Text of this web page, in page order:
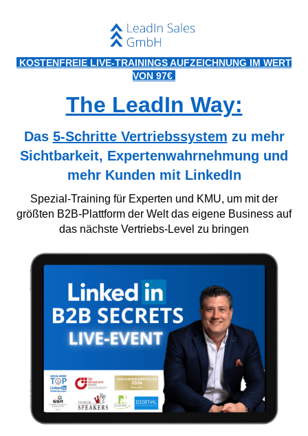
KOSTENFREIE LIVE-TRAININGS AUFZEICHNUNG IM WERT
VON 97€
The LeadIn Way:
Das 5-Schritte Vertriebssystem zu mehr
Sichtbarkeit, Expertenwahrnehmung und
mehr Kunden mit LinkedIn
Spezial-Training für Experten und KMU, um mit der
größten B2B-Plattform der Welt das eigene Business auf
das nächste Vertriebs-Level zu bringen